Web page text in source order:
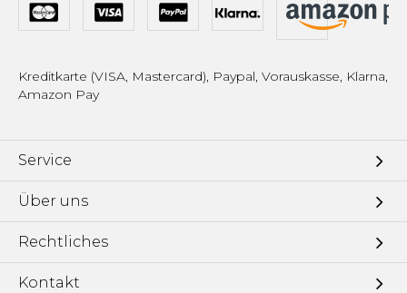
Kreditkarte (VISA, Mastercard), Paypal, Vorauskasse, Klarna,
Amazon Pay
Service
Über uns
Rechtliches
Kontakt